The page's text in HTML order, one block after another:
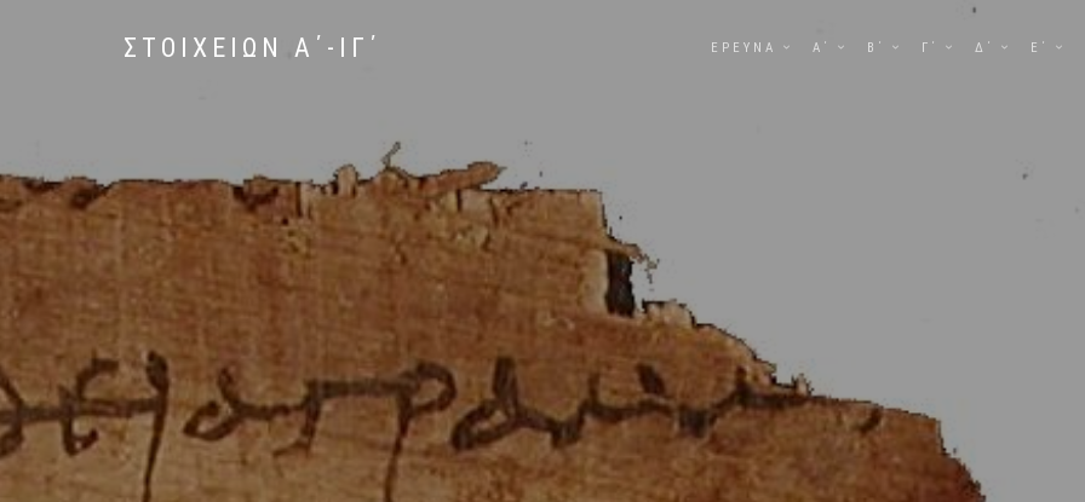
ΣΤΟΙΧΕΙΩΝ Α΄-ΙΓ΄ ΕΡΕΥΝΑ Α΄ Β΄ Γ΄ Δ΄ Ε΄